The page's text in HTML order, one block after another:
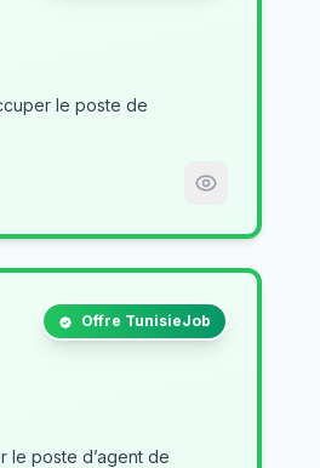
le poste de
Offre TunisieJob